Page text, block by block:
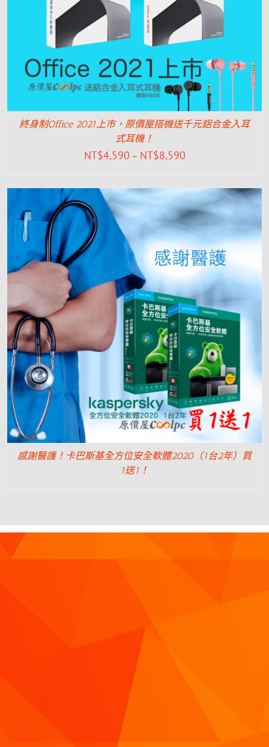
終身制Office 2021上市，原價屋搭機送千元鋁合金入耳
式耳機！
NT$4,590 – NT$8,590
感謝醫護！卡巴斯基全方位安全軟體2020（1台2年）買
1送1！